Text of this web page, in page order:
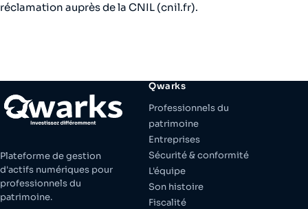
réclamation auprès de la CNIL (cnil.fr).
Plateforme de gestion
d'actifs numériques pour
professionnels du
patrimoine.
Qwarks
Professionnels du
patrimoine
Entreprises
Sécurité & conformité
L'équipe
Son histoire
Fiscalité